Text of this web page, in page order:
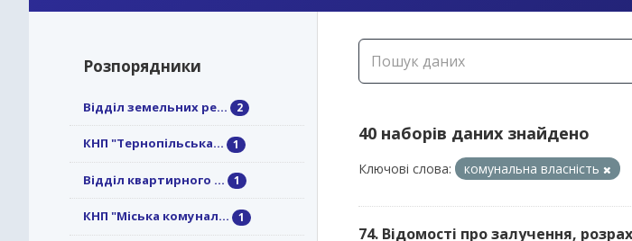
Розпорядники
Відділ земельних ре... 2
КНП "Тернопільська... 1
Відділ квартирного ... 1
КНП "Міська комунал... 1
40 наборів даних знайдено
Ключові слова: комунальна власність
74. Відомості про залучення,